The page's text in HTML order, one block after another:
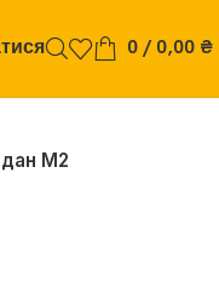
0 / 0,00 ₴
М2